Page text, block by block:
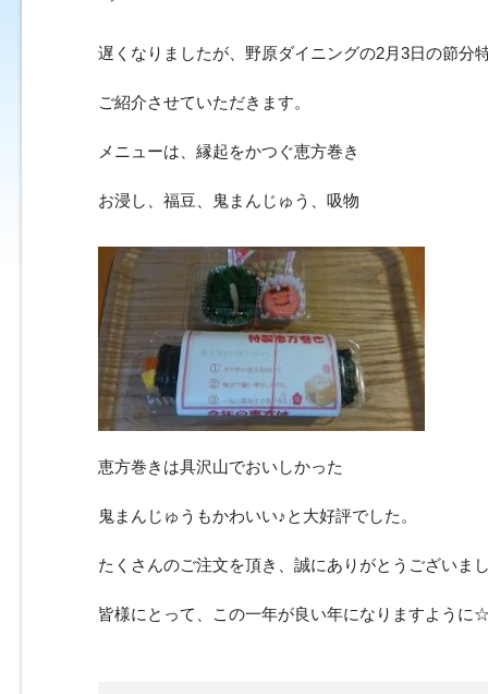
遅くなりましたが、野原ダイニングの2月3日の節分
ご紹介させていただきます。
メニューは、縁起をかつぐ恵方巻き
お浸し、福豆、鬼まんじゅう、吸物
恵方巻きは具沢山でおいしかった
鬼まんじゅうもかわいい♪と大好評でした。
たくさんのご注文を頂き、誠にありがとうございま
皆様にとって、この一年が良い年になりますように